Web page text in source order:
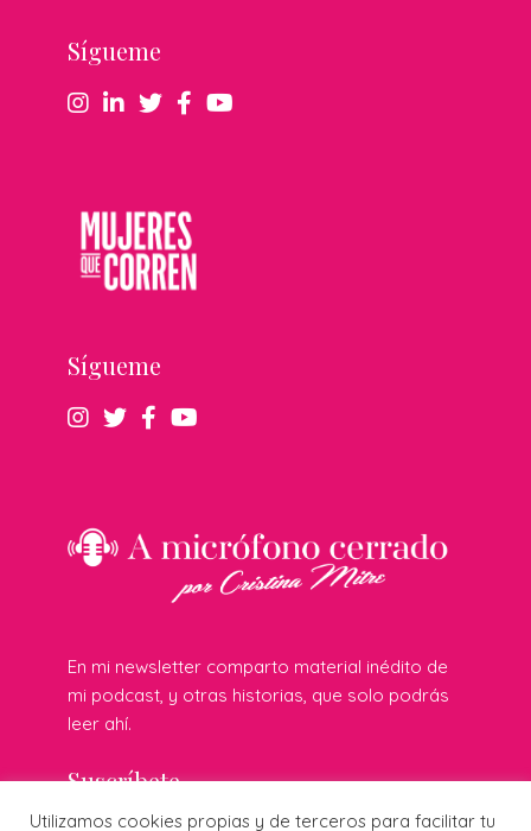
Sígueme
Sígueme
En mi newsletter comparto material inédito de
mi podcast, y otras historias, que solo podrás
leer ahí.
Suscríbete
Utilizamos cookies propias y de terceros para facilitar tu